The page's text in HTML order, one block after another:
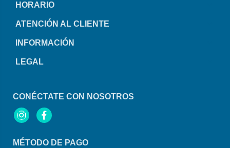
HORARIO
ATENCIÓN AL CLIENTE
INFORMACIÓN
LEGAL
CONÉCTATE CON NOSOTROS
InstagramFacebook
MÉTODO DE PAGO